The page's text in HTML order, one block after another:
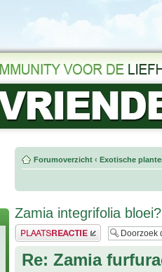
Forumoverzicht ‹ Exotische
Zamia integrifolia bloei?
Plaats een reactie
Re: Zamia